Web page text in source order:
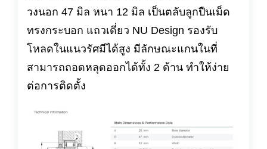
วงนอก 47 มิล หนา 12 มิล เป็นตลับลูกปืนเม็ด
ทรงกระบอก แถวเดี่ยว NU Design รองรับ
โหลดในแนวรัศมีได้สูง มีลักษณะแกนในที่
สามารถถอดหลุดออกได้ทั้ง 2 ด้าน ทำให้ง่าย
ต่อการติดตั้ง